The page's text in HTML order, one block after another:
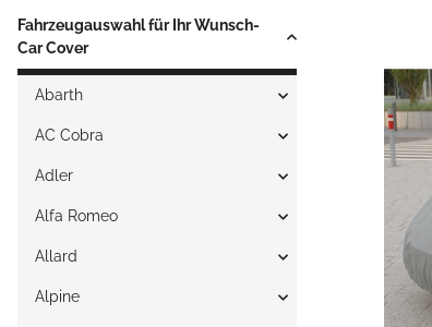
Fahrzeugauswahl für Ihr Wunsch-
Car Cover
Abarth
AC Cobra
Adler
Alfa Romeo
Allard
Alpine